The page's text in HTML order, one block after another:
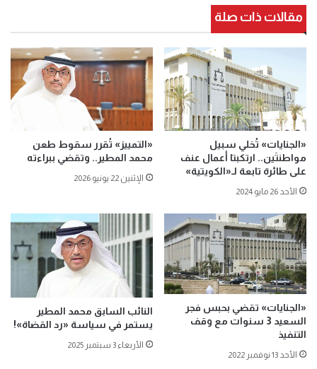
مقالات ذات صلة
«الجنايات» تُخلي سبيل
مواطنتَين.. ارتكبتا أعمال عنف
على طائرة تابعة لـ«الكويتية»
الأحد 26 مايو 2024
«التمييز» تُقرر سقوط طعن
محمد المطير.. وتقضي ببراءته
الإثنين 22 يونيو 2026
«الجنايات» تقضي بحبس فجر
السعيد 3 سنوات مع وقف
التنفيذ
الأحد 13 نوفمبر 2022
النائب السابق محمد المطير
يستمر في سياسة «رد القضاة»!
الأربعاء 3 سبتمبر 2025